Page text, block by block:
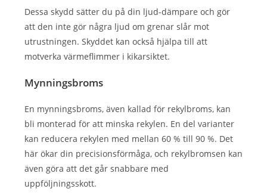
Dessa skydd sätter du på din ljud-dämpare och gör
att den inte gör några ljud om grenar slår mot
utrustningen. Skyddet kan också hjälpa till att
motverka värmeflimmer i kikarsiktet.
Mynningsbroms
En mynningsbroms, även kallad för rekylbroms, kan
bli monterad för att minska rekylen. En del varianter
kan reducera rekylen med mellan 60 % till 90 %. Det
här ökar din precisionsförmåga, och rekylbromsen kan
även göra att det går snabbare med
uppföljningsskott.